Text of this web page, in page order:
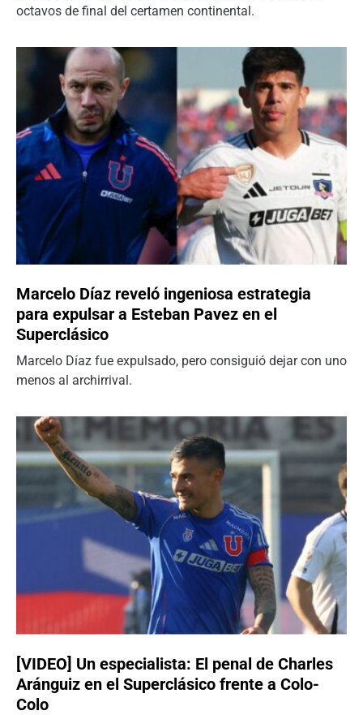
octavos de final del certamen continental.
Marcelo Díaz reveló ingeniosa estrategia
para expulsar a Esteban Pavez en el
Superclásico
Marcelo Díaz fue expulsado, pero consiguió dejar con uno
menos al archirrival.
[VIDEO] Un especialista: El penal de Charles
Aránguiz en el Superclásico frente a Colo-
Colo